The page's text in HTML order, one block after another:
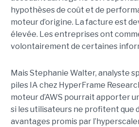
hypothèses de coût et de
moteur d’origine. La facture est
élevée. Les entreprises ont
volontairement de certaines
Mais Stephanie Walter, analyste
piles IA chez HyperFrame
moteur d’AWS pourrait apporter
si les utilisateurs ne profitent que
avantages promis par